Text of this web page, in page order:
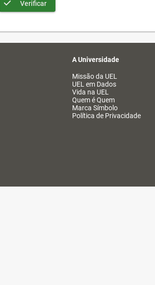
Verificar
A Universidade
Missão da UEL
UEL em Dados
Vida na UEL
Quem é Quem
Marca Símbolo
Política de Privacidade